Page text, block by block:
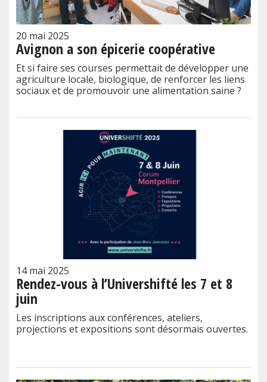
20 mai 2025
Avignon a son épicerie coopérative
Et si faire ses courses permettait de développer une
agriculture locale, biologique, de renforcer les liens
sociaux et de promouvoir une alimentation saine ?
14 mai 2025
Rendez-vous à l’Univershifté les 7 et 8
juin
Les inscriptions aux conférences, ateliers,
projections et expositions sont désormais ouvertes.